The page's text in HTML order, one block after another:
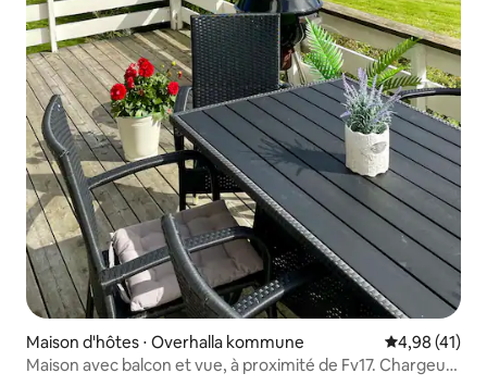
Maison d'hôtes ⋅ Overhalla kommune Évaluation
4,98 (41)
Maison avec balcon et vue, à proximité de Fv17. Chargeur